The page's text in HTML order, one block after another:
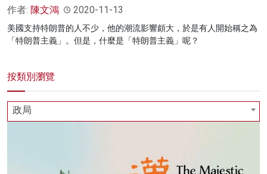
作者: 陳文鴻 2020-11-13
美國支持特朗普的人不少，他的潮流影響頗大，於是有人開始稱之為
「特朗普主義」。但是，什麼是「特朗普主義」呢？
按類別瀏覽
政局